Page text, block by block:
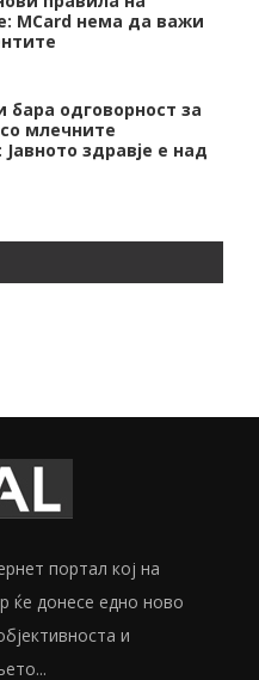
MCard нема да важи
бара одговорност за
млечните
здравје е над
портал кој на
ќе донесе едно ново
и